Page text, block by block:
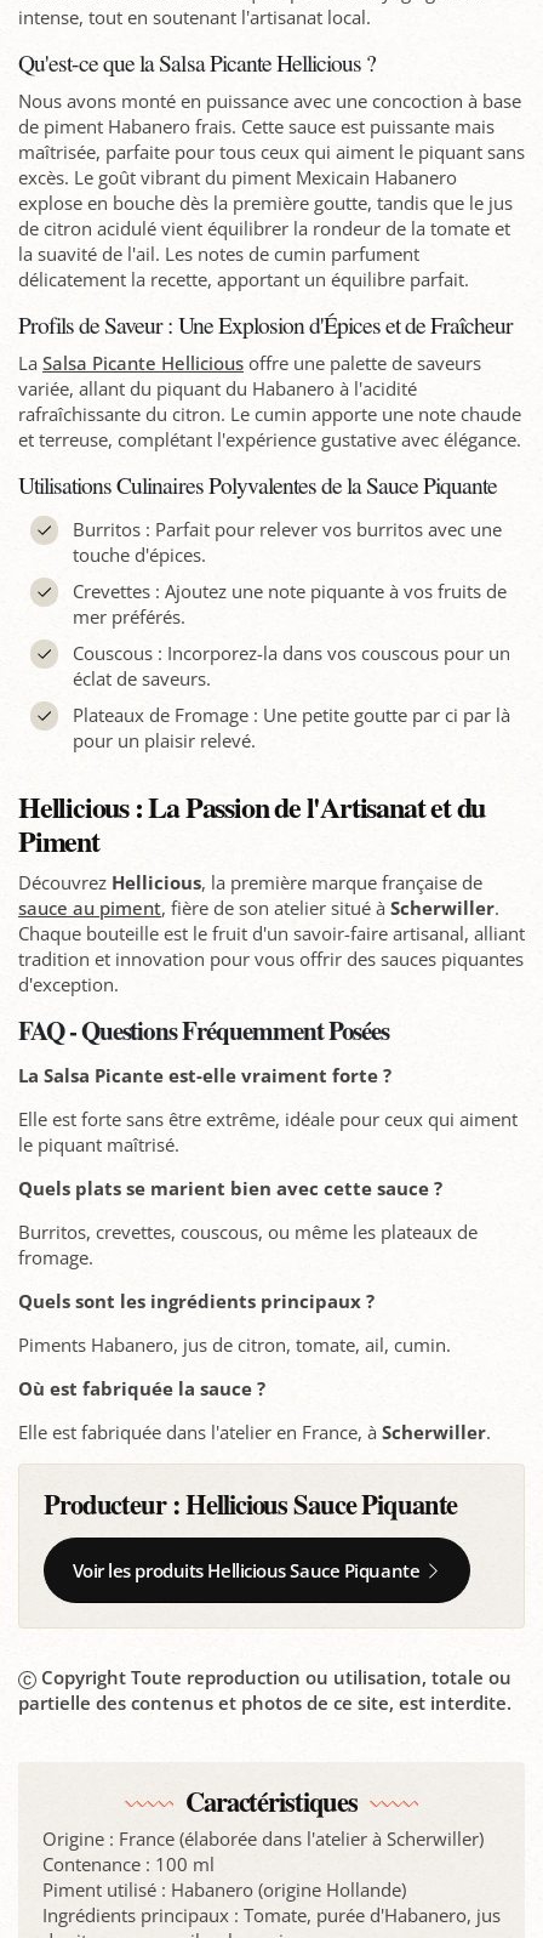
intense, tout en soutenant l'artisanat local.
Qu'est-ce que la Salsa Picante Hellicious ?
Nous avons monté en puissance avec une concoction à base
de piment Habanero frais. Cette sauce est puissante mais
maîtrisée, parfaite pour tous ceux qui aiment le piquant sans
excès. Le goût vibrant du piment Mexicain Habanero
explose en bouche dès la première goutte, tandis que le jus
de citron acidulé vient équilibrer la rondeur de la tomate et
la suavité de l'ail. Les notes de cumin parfument
délicatement la recette, apportant un équilibre parfait.
Profils de Saveur : Une Explosion d'Épices et de Fraîcheur
La Salsa Picante Hellicious offre une palette de saveurs
variée, allant du piquant du Habanero à l'acidité
rafraîchissante du citron. Le cumin apporte une note chaude
et terreuse, complétant l'expérience gustative avec élégance.
Utilisations Culinaires Polyvalentes de la Sauce Piquante
Burritos : Parfait pour relever vos burritos avec une
touche d'épices.
Crevettes : Ajoutez une note piquante à vos fruits de
mer préférés.
Couscous : Incorporez-la dans vos couscous pour un
éclat de saveurs.
Plateaux de Fromage : Une petite goutte par ci par là
pour un plaisir relevé.
Hellicious : La Passion de l'Artisanat et du
Piment
Découvrez Hellicious, la première marque française de
sauce au piment, fière de son atelier situé à Scherwiller.
Chaque bouteille est le fruit d'un savoir-faire artisanal, alliant
tradition et innovation pour vous offrir des sauces piquantes
d'exception.
FAQ - Questions Fréquemment Posées
La Salsa Picante est-elle vraiment forte ?
Elle est forte sans être extrême, idéale pour ceux qui aiment
le piquant maîtrisé.
Quels plats se marient bien avec cette sauce ?
Burritos, crevettes, couscous, ou même les plateaux de
fromage.
Quels sont les ingrédients principaux ?
Piments Habanero, jus de citron, tomate, ail, cumin.
Où est fabriquée la sauce ?
Elle est fabriquée dans l'atelier en France, à Scherwiller.
Producteur :Hellicious Sauce Piquante
Voir les produits Hellicious Sauce Piquante
Copyright Toute reproduction ou utilisation, totale ou
partielle des contenus et photos de ce site, est interdite.
Caractéristiques
Origine : France (élaborée dans l'atelier à Scherwiller)
Contenance : 100 ml
Piment utilisé : Habanero (origine Hollande)
Ingrédients principaux : Tomate, purée d'Habanero, jus